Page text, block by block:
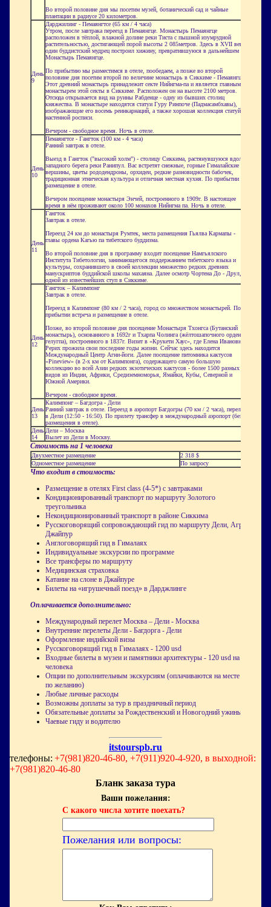
Во второй половине дня мы посетим музей, ботанический сад и чайные
плантации в радиусе 20 километров.
День
9
Дарджилинг - Пемаянгтсе (65 км / 4 часа)
Утром, после завтрака переезд в Пемаянгце . Монастырь Пемаянгце
расположен в тёплой, влажной долине реки Тиста с пышной изумрудной
растительностью, достигающей порой высоты 2 085метров. Здесь в XVII веке
один буддистский мудрец построил хижину, превратившуюся в дальнейшем в
Монастырь Пемаянгце
По прибытию мы разместимся в отеле, пообедаем, а позже во второй
половине дня посетим второй по величине монастырь в Сиккиме - Пемаянгце
Этот древний монастырь принадлежит секте Нийнгма-па и является главным
монастырем этой секты в Сиккиме . Расположен он на высоте 2100 метров.
Отсюда открывается вид на руины Рабденце - одну из бывших столиц
княжества. В монастыре находятся статуи Гуру Ринпоче (Падмасамбхавы),
изображающие его восемь реинкарнаций, а также хорошая коллекция статуй и
настенной росписи.
Вечером - свободное время. Ночь в отеле.
День
10
Пемаянгтсе - Гангток (100 км - 4 часа)
Ранний завтрак в отеле.
Выезд в Гангток ("высокий холм") - столицу Сиккима , растянувшуюся вдоль
западного берега реки Ранипул . Вас встретят снежные, горные Гималайские
вершины, цветы рододендроны, орхидеи, редкие разновидности бабочек,
традиционная этническая культура и отличная местная кухня. По прибытии
размещение в отеле.
Вечером посещение монастыря Энчей , построенного в 1909г. В настоящее
время в нём проживают около 100 монахов Нийнгма па. Ночь в отеле.
День
11
Гангток
Завтрак в отеле.
Переезд 24 км до монастыря Румтек , места размещения Гьялва Кармапы -
главы ордена Кагью па тибетского буддизма.
Во второй половине дня в программу входит посещение Намгьялского
Института Тибетологии, занимающегося поддержанием тибетского языка и
культуры, сохранившего в своей коллекции множество редких древних
манускриптов буддийской школы махаяна. Далее осмотр Чортена До - Друл
одной из известнейших ступ в Сиккиме
День
12
Гангток – Калимпонг
Завтрак в отеле.
Переезд в Калимпонг (80 км / 2 часа), город со множеством монастырей. По
прибытии встреча и размещение в отеле.
Позже, во второй половине дня посещение Монастыря Тхонгса (Бутанский
монастырь), основанного в 1692г и Тхарпа Чолинга (жёлтошапочного ордена
гелугпа), построенного в 1837г. Визит в «Крукети Хаус», где Елена Ивановна
Рерих прожила свои последние годы жизни. Сейчас здесь находится
Международный Центр Агни-йоги. Далее посещение питомника кактусов
«Pineview» (в 2-х км отКалимпонга), содержащего самую большую
коллекцию во всей Азии редких экзотических кактусов - более 1500 разных
видов из Индии, Африки, Средиземноморья, Ямайки, Кубы, Северной и
Южной Америки.
Вечером - свободное время.
День
13
Калимпонг – Багдогра - Дели
Ранний завтрак в отеле. Переезд в аэропортБагдогры (70 км / 2 часа), перелет
в Дели (12:50 - 16:50). По прилету трансфер в международный аэропорт (без
размещения в отеле).
День
14
Дели – Москва
Вылет из Дели в Москву.
Стоимость на 1 человека
Двухместное размещение 2 318 $
Одноместное размещение
По запросу
Что входит в стоимость:
Размещение в отелях First class (4-5*) с завтраками
Кондиционированный транспорт по маршруту Золотого
треугольника
Некондиционированный транспорт в районе Сиккима
Русскоговорящий сопровождающий гид по маршруту Дели, Агра,
Джайпур
Англоговорящий гид в Гималаях
Индивидуальные экскурсии по программе
Все трансферы по маршруту
Медицинская страховка
Катание на слоне в Джайпуре
Билеты на «игрушечный поезд» в Дарджлинге
Оплачивается дополнительно:
Международный перелет Москва – Дели - Москва
Внутренние перелеты Дели - Багдорга - Дели
Оформление индийской визы
Русскоговорящий гид в Гималаях - 1200 usd
Входные билеты в музеи и памятники архитектуры - 120 usd на
человека
Опции по дополнительным экскурсиям (оплачиваются на месте
по желанию)
Любые личные расходы
Возможны доплаты за тур в праздничный период
Обязательные доплаты за Рождественский и Новогодний ужины
Чаевые гиду и водителю
itstourspb.ru
телефоны: +7(981)820-46-80, +7(911)920-4-920, в выходной:
+7(981)820-46-80
Бланк заказа тура
Ваши пожелания:
С какого числа хотите поехать?
Пожелания или вопросы: